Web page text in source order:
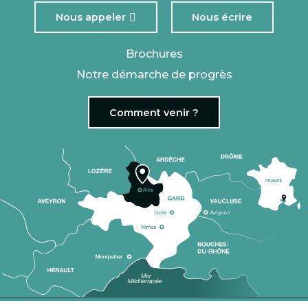
Nous appeler Nous écrire
Brochures
Notre démarche de progrès
Comment venir ?